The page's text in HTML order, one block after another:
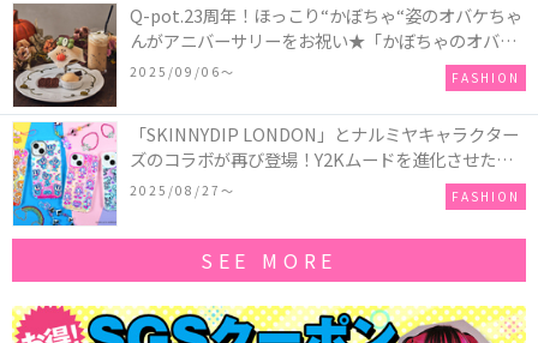
Q-pot.23周年！ほっこり“かぼちゃ“姿のオバケちゃ
んがアニバーサリーをお祝い★「かぼちゃのオバケ
ーキアクセサリー」が新発売！Q-pot CAFE.では
「かぼちゃのオバケーキプレート」も登場
2025/09/06〜 FASHION
「SKINNYDIP LONDON」とナルミヤキャラクター
ズのコラボが再び登場！Y2Kムードを進化させた新
作コレクションを発売♪
2025/08/27〜 FASHION
SEE MORE